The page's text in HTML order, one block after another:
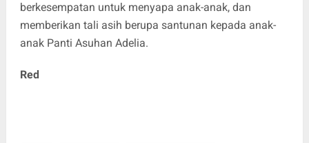
berkesempatan untuk menyapa anak-anak, dan
memberikan tali asih berupa santunan kepada anak-
anak Panti Asuhan Adelia.
Red